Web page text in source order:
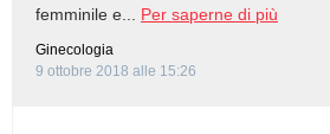
femminile e... Per saperne di più
Ginecologia
9 ottobre 2018 alle 15:26